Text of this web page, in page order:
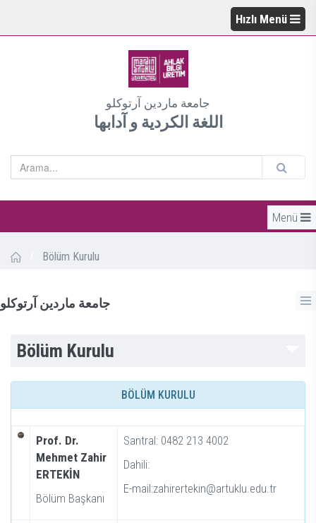
Hızlı Menü
جامعة ماردين آرتوكلو
اللغة الكردية و آدابها
Menü
Bölüm Kurulu
جامعة ماردين آرتوكلو
Bölüm Kurulu
BÖLÜM KURULU
Prof. Dr.
Mehmet Zahir
ERTEKİN
Bölüm Başkanı
Santral: 0482 213 4002
Dahili:
E-mail:zahirertekin@artuklu.edu.tr